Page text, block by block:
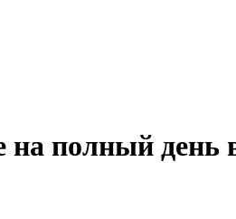
на полный день